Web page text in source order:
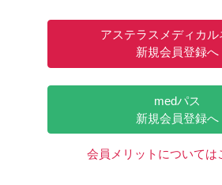
［STF189］
アステラスメディカル
新規会員登録へ
medパス
新規会員登録へ
会員メリットについては